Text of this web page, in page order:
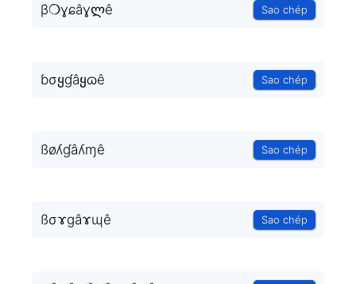
β❍ɣɕâɣლê Sao chép
ɓσყɠâყɷê Sao chép
ßøʎɠâʎɱê Sao chép
ßσɤɡâɤɰê Sao chép